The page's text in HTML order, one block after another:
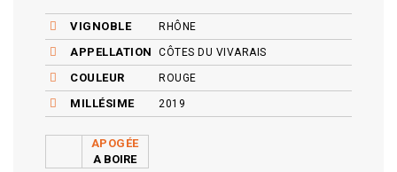
VIGNOBLE RHÔNE
APPELLATION CÔTES DU VIVARAIS
COULEUR ROUGE
MILLÉSIME 2019
APOGÉE
A BOIRE